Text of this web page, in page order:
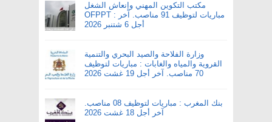
مكتب التكوين المهني وإنعاش الشغل
OFPPT : مباريات لتوظيف 91 مناصب. آخر
أجل 6 شتنبر 2026
وزارة الفلاحة والصيد البحري والتنمية
القروية والمياه والغابات : مباريات لتوظيف
70 مناصب. آخر أجل 19 غشت 2026
بنك المغرب : مباريات لتوظيف 08 مناصب.
آخر أجل 18 غشت 2026